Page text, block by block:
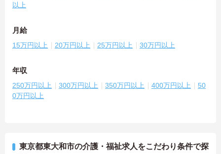
以上
月給
15万円以上 20万円以上 25万円以上 30万円以上
年収
250万円以上 300万円以上 350万円以上 400万円以上
50
0万円以上
東京都東大和市の介護・福祉求人をこだわり条件で探